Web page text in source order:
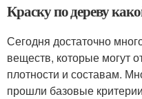
Краску по дереву
Сегодня достаточно
веществ, которые могут
плотности и составам.
прошли базовые